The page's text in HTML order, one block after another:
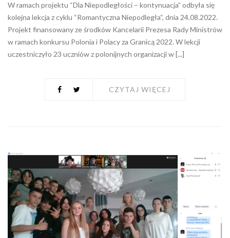
W ramach projektu “Dla Niepodległości – kontynuacja” odbyła się
kolejna lekcja z cyklu “Romantyczna Niepodległa“, dnia 24.08.2022.
Projekt finansowany ze środków Kancelarii Prezesa Rady Ministrów
w ramach konkursu Polonia i Polacy za Granicą 2022. W lekcji
uczestniczyło 23 uczniów z polonijnych organizacji w [...]
CZYTAJ WIĘCEJ